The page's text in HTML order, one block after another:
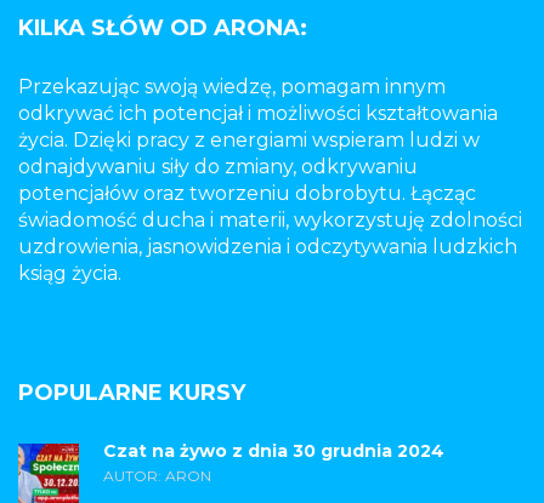
KILKA SŁÓW OD ARONA:
Przekazując swoją wiedzę, pomagam innym
odkrywać ich potencjał i możliwości kształtowania
życia. Dzięki pracy z energiami wspieram ludzi w
odnajdywaniu siły do zmiany, odkrywaniu
potencjałów oraz tworzeniu dobrobytu. Łącząc
świadomość ducha i materii, wykorzystuję zdolności
uzdrowienia, jasnowidzenia i odczytywania ludzkich
ksiąg życia.
POPULARNE KURSY
Czat na żywo z dnia 30 grudnia 2024
AUTOR: ARON